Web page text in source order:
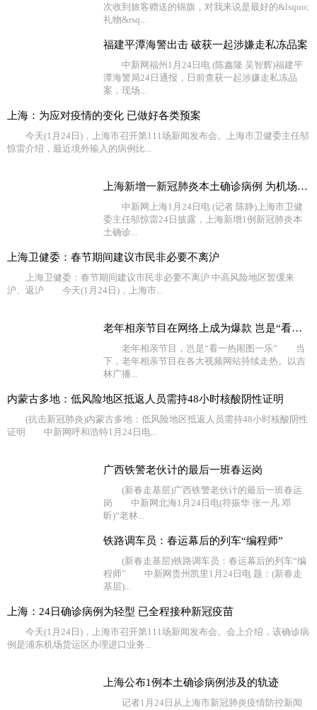
次收到旅客赠送的锦旗，对我来说是最好的&lsquo;
礼物&rsq...
福建平潭海警出击 破获一起涉嫌走私冻品案
中新网福州1月24日电 (陈鑫隆 吴智辉)福建平
潭海警局24日通报，日前查获一起涉嫌走私冻品
案，现场...
上海：为应对疫情的变化 已做好各类预案
今天(1月24日)，上海市召开第111场新闻发布会。上海市卫健委主任邬
惊雷介绍，最近境外输入的病例比...
上海新增一新冠肺炎本土确诊病例 为机场工作人员
中新网上海1月24日电 (记者 陈静)上海市卫健
委主任邬惊雷24日披露，上海新增1例新冠肺炎本
土确诊...
上海卫健委：春节期间建议市民非必要不离沪
上海卫健委：春节期间建议市民非必要不离沪 中高风险地区暂缓来
沪、返沪 今天(1月24日)，上海市...
老年相亲节目在网络上成为爆款 岂是“看一热闹图一乐”
老年相亲节目，岂是“看一热闹图一乐” 当
下，老年相亲节目在各大视频网站持续走热。以吉
林广播...
内蒙古多地：低风险地区抵返人员需持48小时核酸阴性证明
(抗击新冠肺炎)内蒙古多地：低风险地区抵返人员需持48小时核酸阴性
证明 中新网呼和浩特1月24日电...
广西铁警老伙计的最后一班春运岗
(新春走基层)广西铁警老伙计的最后一班春运
岗 中新网北海1月24日电(符振华 张一凡 邓
昕)“老林...
铁路调车员：春运幕后的列车“编程师”
(新春走基层)铁路调车员：春运幕后的列车“编
程师” 中新网贵州凯里1月24日电 题：(新春走
基层)...
上海：24日确诊病例为轻型 已全程接种新冠疫苗
今天(1月24日)，上海市召开第111场新闻发布会。会上介绍，该确诊病
例是浦东机场货运区办理进口业务...
上海公布1例本土确诊病例涉及的轨迹
记者1月24日从上海市新冠肺炎疫情防控新闻